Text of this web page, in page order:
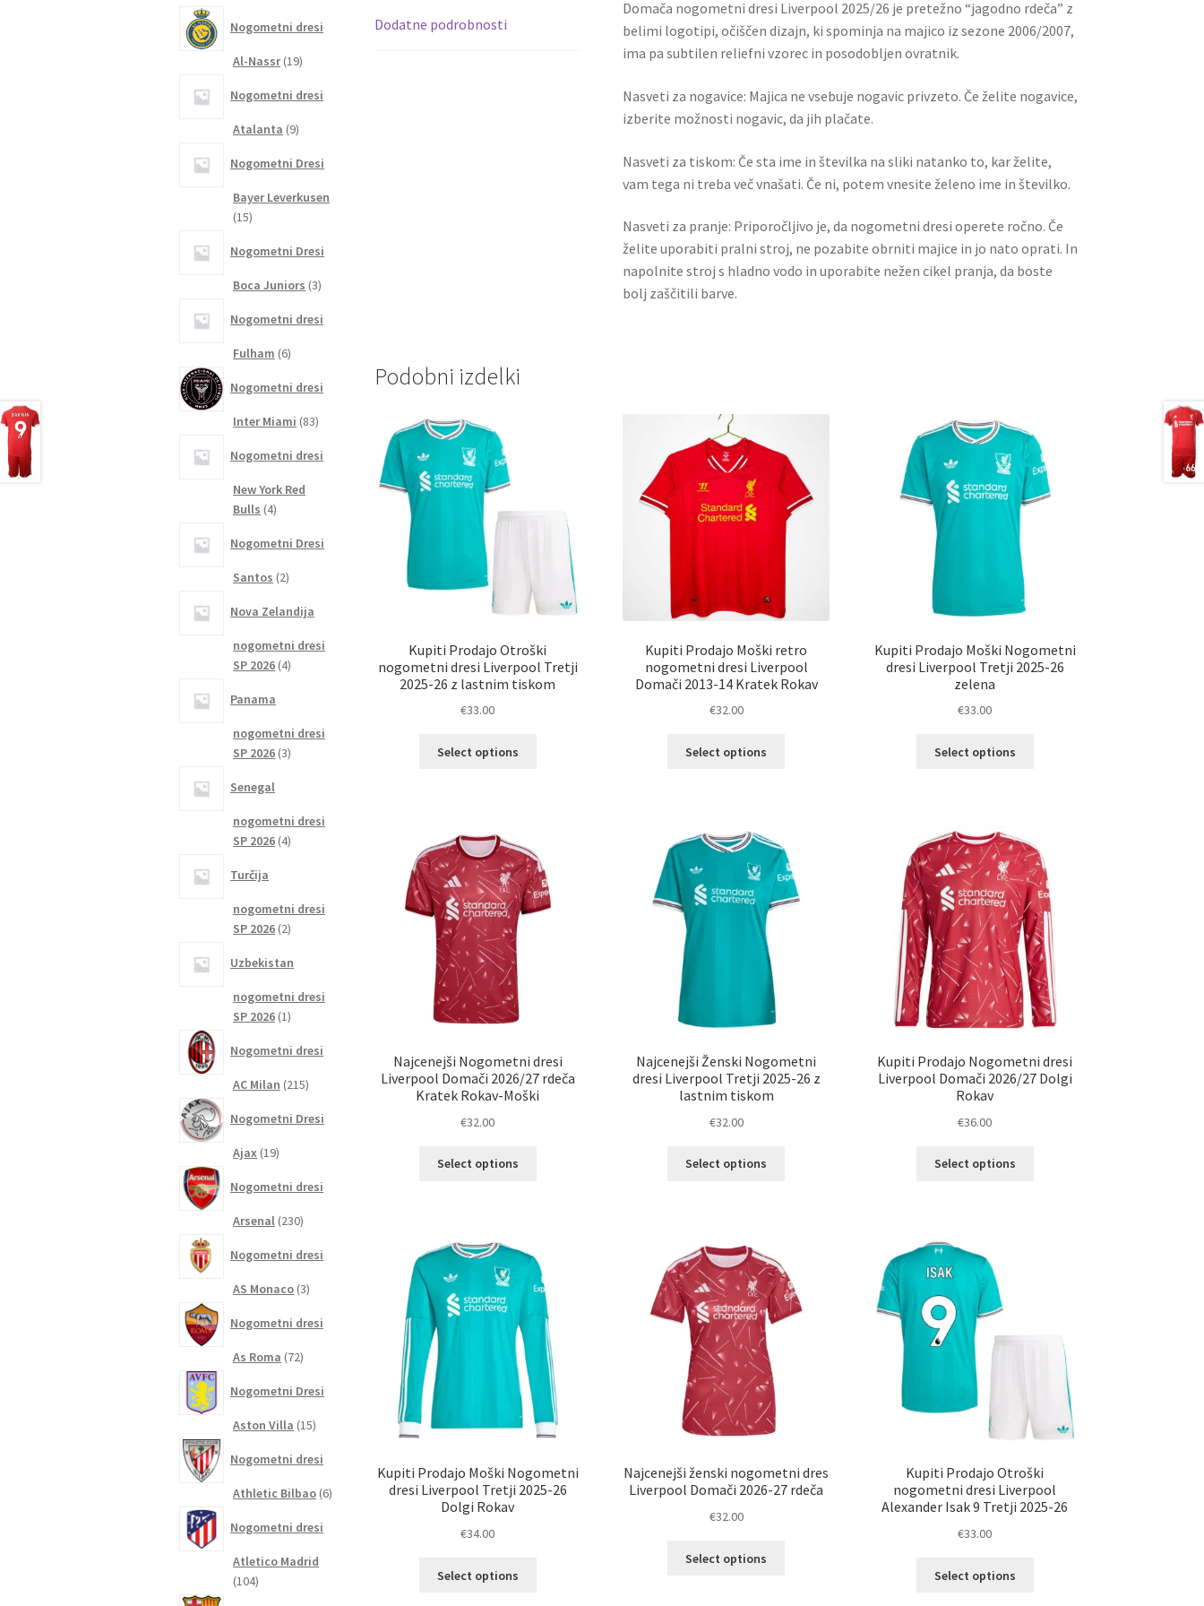
+
Kratke
hlače
Dodatne podrobnosti
Domača nogometni dresi Liverpool 2025/26 je pretežno “jagodno rdeča” z
belimi logotipi, očiščen dizajn, ki spominja na majico iz sezone 2006/2007,
ima pa subtilen reliefni vzorec in posodobljen ovratnik.
Nasveti za nogavice: Majica ne vsebuje nogavic privzeto. Če želite nogavice,
izberite možnosti nogavic, da jih plačate.
Nasveti za tiskom: Če sta ime in številka na sliki natanko to, kar želite,
vam tega ni treba več vnašati. Če ni, potem vnesite želeno ime in številko.
Nasveti za pranje: Priporočljivo je, da nogometni dresi operete ročno. Če
želite uporabiti pralni stroj, ne pozabite obrniti majice in jo nato oprati. In
napolnite stroj s hladno vodo in uporabite nežen cikel pranja, da boste
bolj zaščitili barve.
Podobni izdelki
Kupiti Prodajo Otroški
nogometni dresi Liverpool Tretji
2025-26 z lastnim tiskom
€33.00
Select options
lahko
izberete
na
Kupiti Prodajo Moški retro
nogometni dresi Liverpool
Domači 2013-14 Kratek Rokav
€32.00
Select options
lahko
izberete
na
Kupiti Prodajo Moški Nogometni
dresi Liverpool Tretji 2025-26
zelena
€33.00
Select options
Možnosti
lahko
izberete
na
strani
izdelka
Najcenejši Nogometni dresi
Liverpool Domači 2026/27 rdeča
Kratek Rokav-Moški
€32.00
Select options
lahko
izberete
na
strani
izdelka
Najcenejši Ženski Nogometni
dresi Liverpool Tretji 2025-26 z
lastnim tiskom
€32.00
Select options
lahko
izberete
na
Kupiti Prodajo Nogometni dresi
Liverpool Domači 2026/27 Dolgi
Rokav
€36.00
Select options
izdelka
Kupiti Prodajo Moški Nogometni
dresi Liverpool Tretji 2025-26
Dolgi Rokav
€34.00
Select options
Najcenejši ženski nogometni dres
Liverpool Domači 2026-27 rdeča
€32.00
Select options
Kupiti Prodajo Otroški
nogometni dresi Liverpool
Alexander Isak 9 Tretji 2025-26
€33.00
Select options
Nogometni dresi
Al-Nassr 1919
Nogometni dresi
Atalanta 99
Nogometni Dresi
Bayer Leverkusen
1515
Nogometni Dresi
Boca Juniors 33
Nogometni dresi
Fulham 66
Nogometni dresi
Inter Miami 8383
Nogometni dresi
New York Red
Bulls 44
Nogometni Dresi
Santos 22
Nova Zelandija
nogometni dresi
SP 2026 44
Panama
nogometni dresi
SP 2026 33
Senegal
nogometni dresi
SP 2026 44
Turčija
nogometni dresi
SP 2026 22
Uzbekistan
nogometni dresi
SP 2026 11
Nogometni dresi
AC Milan 215215
Nogometni Dresi
Ajax 1919
Nogometni dresi
Arsenal 230230
Nogometni dresi
AS Monaco 33
Nogometni dresi
As Roma 7272
Nogometni Dresi
Aston Villa 1515
Nogometni dresi
Athletic Bilbao 66
Nogometni dresi
Atletico Madrid
104104